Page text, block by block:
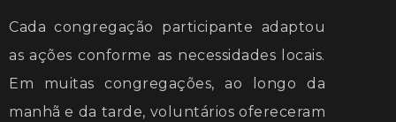
Cada congregação participante adaptou
as ações conforme as necessidades locais.
Em muitas congregações, ao longo da
manhã e da tarde, voluntários ofereceram